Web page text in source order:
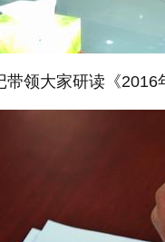
带领大家研读《